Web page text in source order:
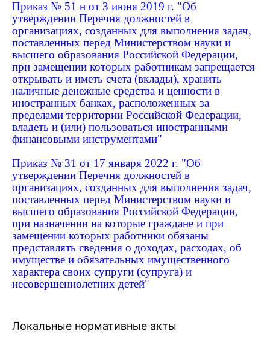
Приказ № 51 н от 3 июня 2019 г. "Об
утверждении Перечня должностей в
организациях, созданных для выполнения задач,
поставленных перед Министерством науки и
высшего образования Российской Федерации,
при замещении которых работникам запрещается
открывать и иметь счета (вклады), хранить
наличные денежные средства и ценности в
иностранных банках, расположенных за
пределами территории Российской Федерации,
владеть и (или) пользоваться иностранными
финансовыми инструментами"
Приказ № 31 от 17 января 2022 г. "Об
утверждении Перечня должностей в
организациях, созданных для выполнения задач,
поставленных перед Министерством науки и
высшего образования Российской Федерации,
при назначении на которые граждане и при
замещении которых работники обязаны
представлять сведения о доходах, расходах, об
имуществе и обязательных имущественного
характера своих супруги (супруга) и
несовершеннолетних детей"
Локальные нормативные акты